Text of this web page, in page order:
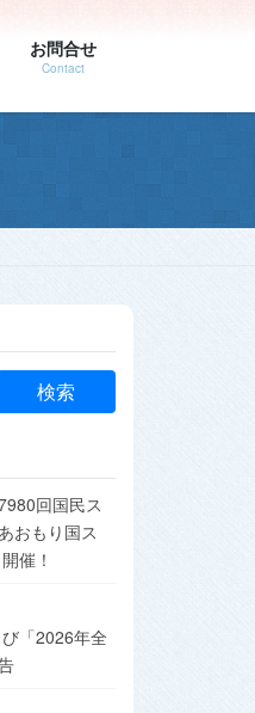
お問合せ
Contact
回国民ス
おもり国ス
催！
「2026年全